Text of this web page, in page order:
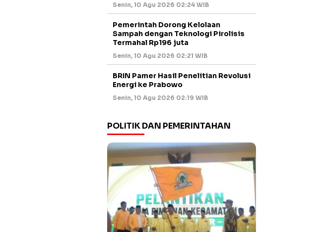
Senin, 10 Agu 2026 02:24 WIB
Pemerintah Dorong Kelolaan
Sampah dengan Teknologi Pirolisis
Termahal Rp196 juta
Senin, 10 Agu 2026 02:21 WIB
BRIN Pamer Hasil Penelitian Revolusi
Energi ke Prabowo
Senin, 10 Agu 2026 02:19 WIB
POLITIK DAN PEMERINTAHAN